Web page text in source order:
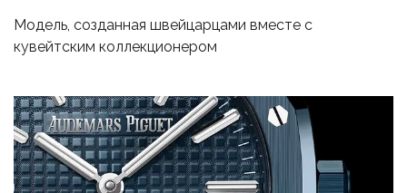
Модель, созданная швейцарцами вместе с
кувейтским коллекционером